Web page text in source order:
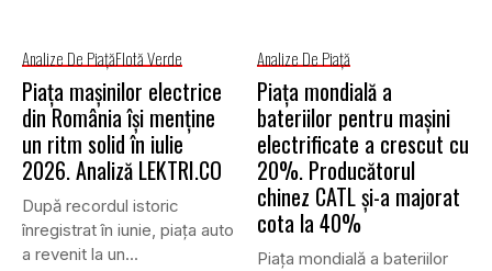
Analize De PiațăFlotă Verde
Piața mașinilor electrice
din România își menține
un ritm solid în iulie
2026. Analiză LEKTRI.CO
După recordul istoric
înregistrat în iunie, piața auto
a revenit la un...
Analize De Piață
Piața mondială a
bateriilor pentru mașini
electrificate a crescut cu
20%. Producătorul
chinez CATL și-a majorat
cota la 40%
Piața mondială a bateriilor